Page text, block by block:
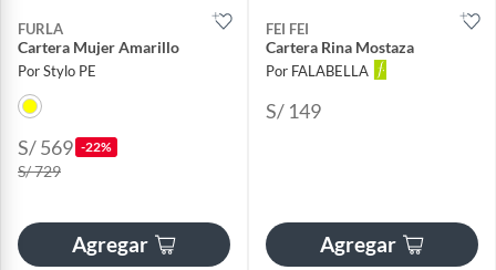
FURLA
Cartera Mujer Amarillo
Por Stylo PE
S/ 569 -22%
S/ 729
Agregar
FEI FEI
Cartera Rina Mostaza
Por FALABELLA
S/ 149
Agregar